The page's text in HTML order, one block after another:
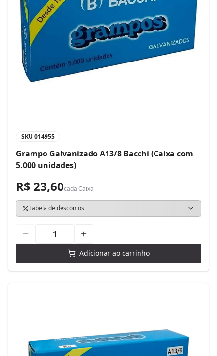
SKU 014955
Grampo Galvanizado A13/8 Bacchi (Caixa com
5.000 unidades)
R$ 23,60cada Caixa
Tabela de descontos
Adicionar ao carrinho